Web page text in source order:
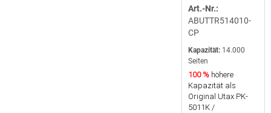
Art.-Nr.:
ABUTTR514010-
CP
Kapazität: 14.000
Seiten
100 % höhere
Kapazität als
Original Utax PK-
5011K /